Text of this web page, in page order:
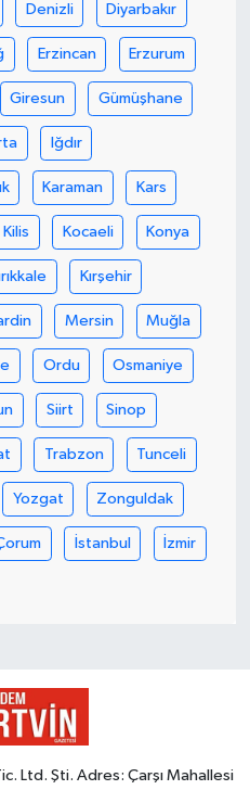
Denizli Diyarbakır
Erzincan Erzurum
Giresun Gümüşhane
Iğdır
Karaman Kars
Kilis Kocaeli Konya
Kırşehir
Mersin Muğla
Ordu Osmaniye
Siirt Sinop
Trabzon Tunceli
Yozgat Zonguldak
İstanbul İzmir
Ltd. Şti. Adres: Çarşı Mahallesi